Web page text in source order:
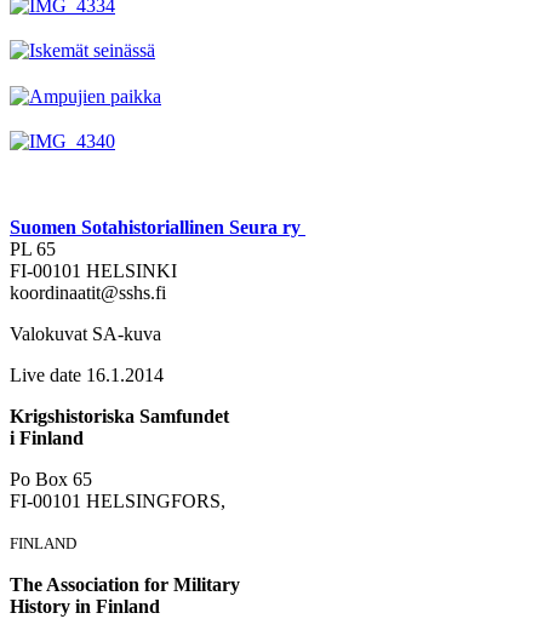
Suomen Sotahistoriallinen Seura ry
PL 65
FI-00101 HELSINKI
koordinaatit@sshs.fi
Valokuvat SA-kuva
Live date 16.1.2014
Krigshistoriska Samfundet
i Finland
Po Box 65
FI-00101 HELSINGFORS,
FINLAND
The Association for Military
History in Finland